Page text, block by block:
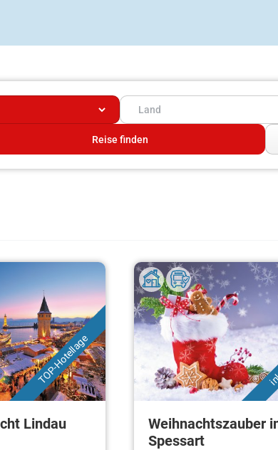
TOP-Hotellage
Lindau
Weihnachtszauber
Spessart